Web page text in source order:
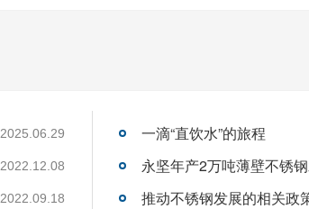
2025.06.29
2022.12.08
2022.09.18
一滴“直饮水”的旅程
推动不锈钢发展的相关政